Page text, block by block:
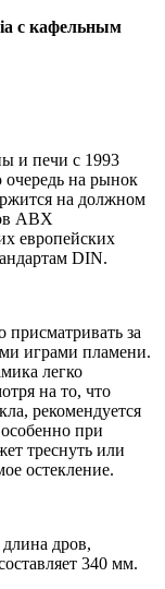
с кафельным
и печи с 1993
на рынок
на должном
АВХ
европейских
DIN.
присматривать за
играми пламени.
легко
на то, что
рекомендуется
при
треснуть или
остекление.
дров,
340 мм.